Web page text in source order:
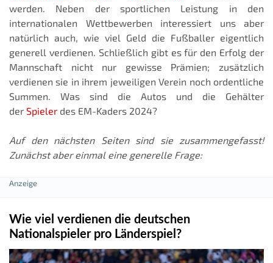
werden. Neben der sportlichen Leistung in den
internationalen Wettbewerben interessiert uns aber
natürlich auch, wie viel Geld die Fußballer eigentlich
generell verdienen. Schließlich gibt es für den Erfolg der
Mannschaft nicht nur gewisse Prämien; zusätzlich
verdienen sie in ihrem jeweiligen Verein noch ordentliche
Summen. Was sind die Autos und die Gehälter
der Spieler des EM-Kaders 2024?
Auf den nächsten Seiten sind sie zusammengefasst!
Zunächst aber einmal eine generelle Frage:
Wie viel verdienen die deutschen
Nationalspieler pro Länderspiel?